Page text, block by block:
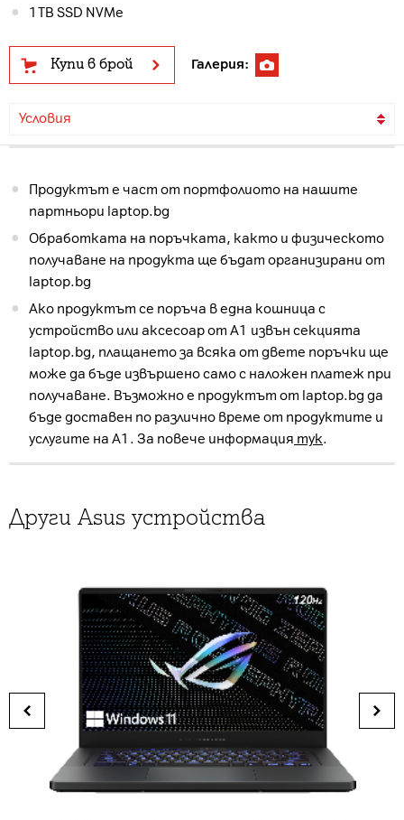
1TB SSD NVMe
Купи в брой Галерия:
Условия
Продуктът е част от портфолиото на нашите
партньори laptop.bg
Обработката на поръчката, както и физическото
получаване на продукта ще бъдат организирани от
laptop.bg
Ако продуктът се поръча в една кошница с
устройство или аксесоар от А1 извън секцията
laptop.bg, плащането за всяка от двете поръчки ще
може да бъде извършено само с наложен платеж при
получаване. Възможно е продуктът от laptop.bg да
бъде доставен по различно време от продуктите и
услугите на А1. За повече информация тук.
Други Asus устройства